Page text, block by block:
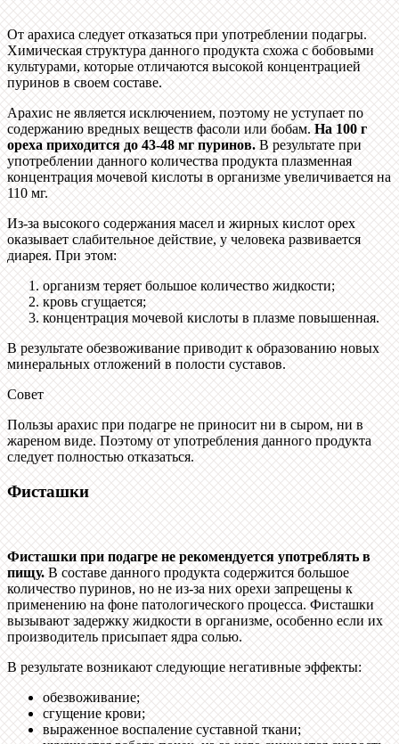
От арахиса следует отказаться при употреблении подагры.
Химическая структура данного продукта схожа с бобовыми
культурами, которые отличаются высокой концентрацией
пуринов в своем составе.
Арахис не является исключением, поэтому не уступает по
содержанию вредных веществ фасоли или бобам. На 100 г
ореха приходится до 43-48 мг пуринов.В результате при
употреблении данного количества продукта плазменная
концентрация мочевой кислоты в организме увеличивается на
110 мг.
Из-за высокого содержания масел и жирных кислот орех
оказывает слабительное действие, у человека развивается
диарея. При этом:
организм теряет большое количество жидкости;
кровь сгущается;
концентрация мочевой кислоты в плазме повышенная.
В результате обезвоживание приводит к образованию новых
минеральных отложений в полости суставов.
Совет
Пользы арахис при подагре не приносит ни в сыром, ни в
жареном виде. Поэтому от употребления данного продукта
следует полностью отказаться.
Фисташки
Фисташки при подагре не рекомендуется употреблять в
пищу. В составе данного продукта содержится большое
количество пуринов, но не из-за них орехи запрещены к
применению на фоне патологического процесса. Фисташки
вызывают задержку жидкости в организме, особенно если их
производитель присыпает ядра солью.
В результате возникают следующие негативные эффекты:
обезвоживание;
сгущение крови;
выраженное воспаление суставной ткани;